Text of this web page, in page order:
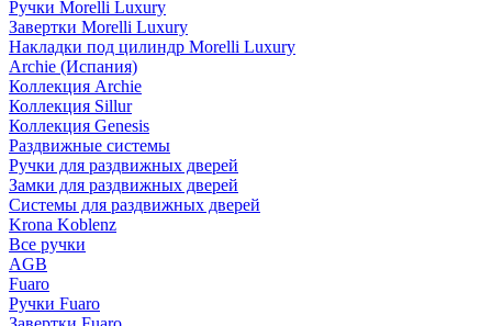
Ручки Morelli Luxury
Завертки Morelli Luxury
Накладки под цилиндр Morelli Luxury
Archie (Испания)
Коллекция Archie
Коллекция Sillur
Коллекция Genesis
Раздвижные системы
Ручки для раздвижных дверей
Замки для раздвижных дверей
Системы для раздвижных дверей
Krona Koblenz
Все ручки
AGB
Fuaro
Ручки Fuaro